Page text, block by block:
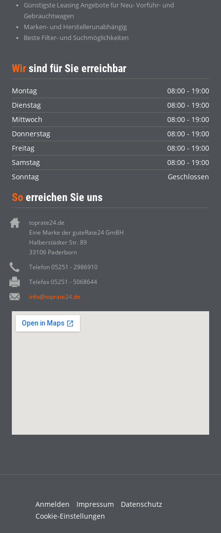
Günstigste Leasing Angebote für Neu- Vorführ- und
Gebrauchtwagen
Marken- und Herstellerunabhängig
Beste Filter- und Suchmöglichkeiten
Wir sind für Sie erreichbar
Montag
08:00 - 19:00
Dienstag
08:00 - 19:00
Mittwoch
08:00 - 19:00
Donnerstag
08:00 - 19:00
Freitag
08:00 - 19:00
Samstag
08:00 - 19:00
Sonntag
Geschlossen
So erreichen Sie uns
toprate24.de
Eine Marke der guteRate24 GmBH
Halberstädter Str. 89
33106 Paderborn
Telefon 05251 - 2986910
Telefax 05251 - 5068644
info@toprate24.de
Anmelden Impressum
Datenschutz
Cookie-Einstellungen